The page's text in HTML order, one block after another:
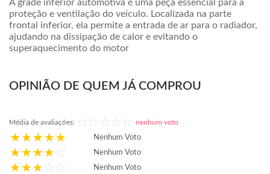
A grade inferior automotiva é uma peça essencial para a
proteção e ventilação do veículo. Localizada na parte
frontal inferior, ela permite a entrada de ar para o radiador,
ajudando na dissipação de calor e evitando o
superaquecimento do motor
OPINIÃO DE QUEM JÁ COMPROU
Média de avaliações: nenhum voto
Nenhum Voto
Nenhum Voto
Nenhum Voto